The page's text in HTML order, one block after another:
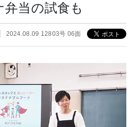
当の試食も
2024.08.09 12803号 06面